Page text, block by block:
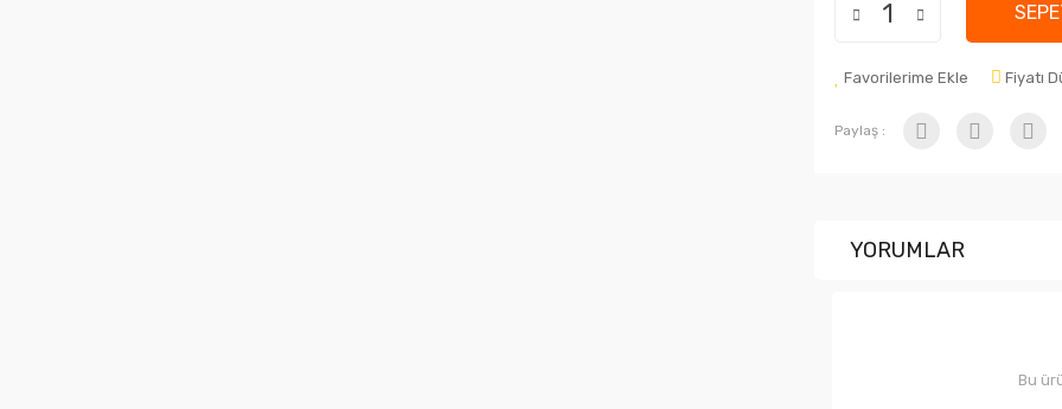
Favorilerime Ekle Fiyatı
Paylaş :
YORUMLAR
Bu